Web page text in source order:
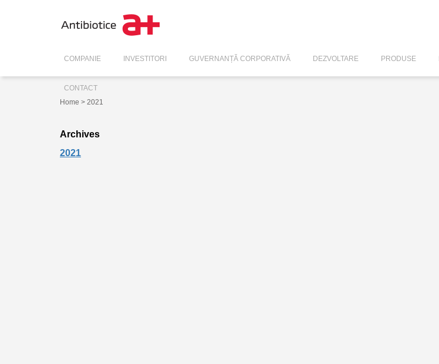
COMPANIE INVESTITORI GUVERNANȚĂ CORPORATIVĂ DEZVOLTARE PRODUSE
CONTACT
Home > 2021
Archives
2021